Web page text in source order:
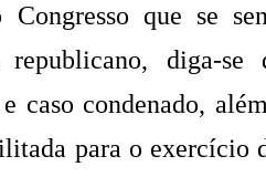
Congresso que se
republicano, diga-se
caso condenado,
para o exercício